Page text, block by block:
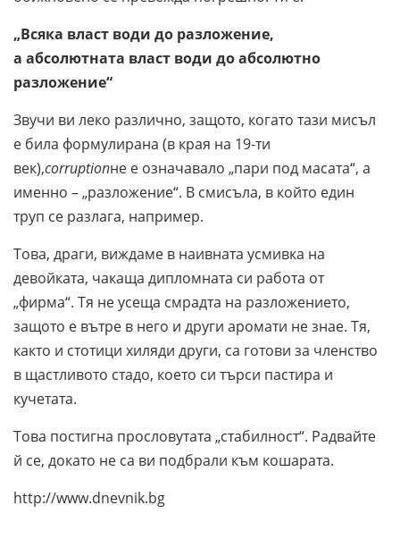
„Всяка власт води до разложение,
а абсолютната власт води до абсолютно
разложение“
Звучи ви леко различно, защото, когато тази мисъл
е била формулирана (в края на 19-ти
век),corruptionне е означавало „пари под масата“, а
именно – „разложение“. В смисъла, в който един
труп се разлага, например.
Това, драги, виждаме в наивната усмивка на
девойката, чакаща дипломната си работа от
„фирма“. Тя не усеща смрадта на разложението,
защото е вътре в него и други аромати не знае. Тя,
както и стотици хиляди други, са готови за членство
в щастливото стадо, което си търси пастира и
кучетата.
Това постигна прословутата „стабилност“. Радвайте
й се, докато не са ви подбрали към кошарата.
http://www.dnevnik.bg